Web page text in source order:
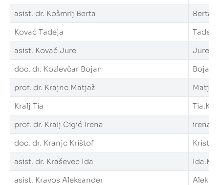
asist. dr. Košmrlj Berta
Kovač Tadeja
asist. Kovač Jure
doc. dr. Kozlevčar Bojan
prof. dr. Krajnc Matjaž
Kralj Tia
prof. dr. Kralj Cigić Irena
doc. dr. Kranjc Krištof
asist. dr. Kraševec Ida
asist. Kravos Aleksander